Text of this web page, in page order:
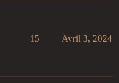
15 Avril 3, 2024